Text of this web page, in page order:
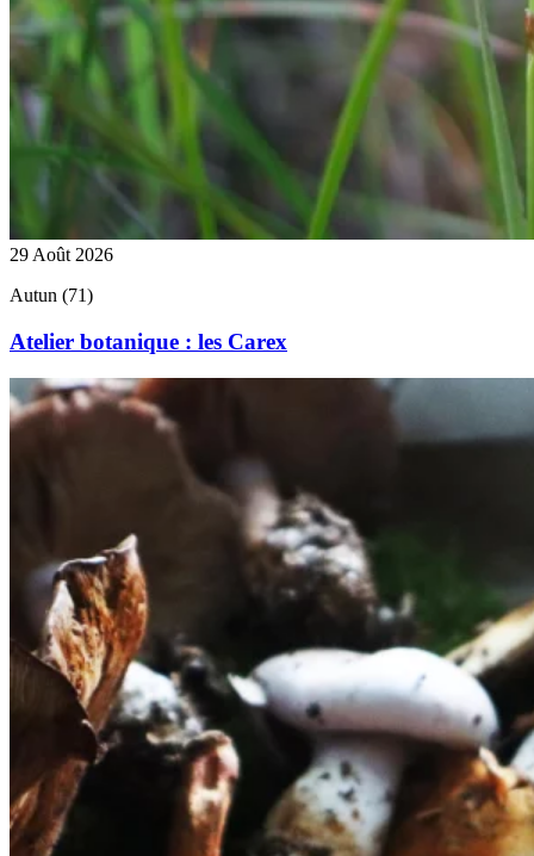
29 Août 2026
Autun (71)
Atelier botanique : les Carex